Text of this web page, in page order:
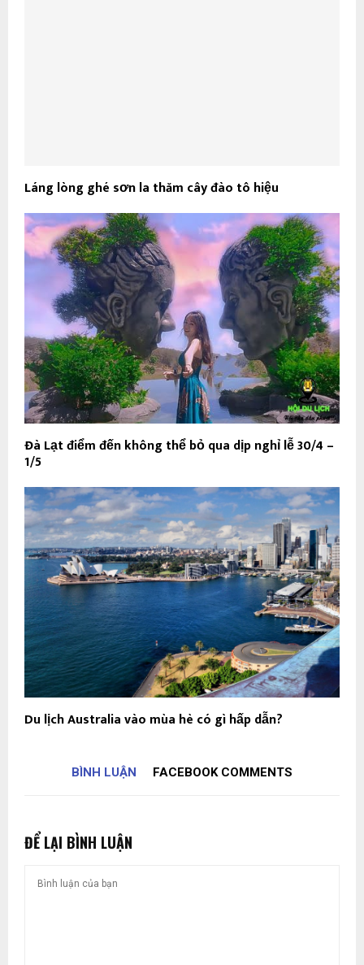
Láng lòng ghé sơn la thăm cây đào tô hiệu
Đà Lạt điểm đến không thể bỏ qua dịp nghỉ lễ 30/4 –
1/5
Du lịch Australia vào mùa hè có gì hấp dẫn?
BÌNH LUẬN FACEBOOK COMMENTS
ĐỂ LẠI BÌNH LUẬN